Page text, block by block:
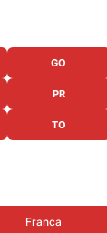
GO
PR
TO
Franca